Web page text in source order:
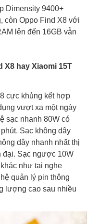
Dimensity 9400+
còn Oppo Find X8 với
lên đến 16GB vẫn
X8 hay Xiaomi 15T
cực khủng kết hợp
vượt xa một ngày
sạc nhanh 80W có
Sạc không dây
dây nhanh nhất thị
Sạc ngược 10W
như tai nghe
quản lý pin thông
lượng cao sau nhiều